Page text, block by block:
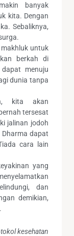
banyak
kita. Dengan
Sebaliknya,
untuk
berkah di
menuju
dunia tanpa
kita akan
tersesat
jalinan jodoh
dapat
cara lain
yang
dan
demikian,
kesehatan